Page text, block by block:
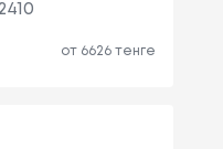
от 6626 тенге